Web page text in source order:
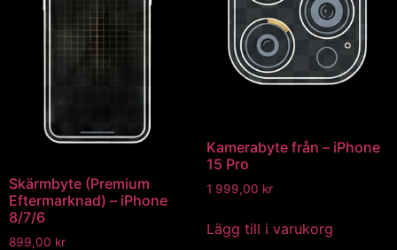
Skärmbyte (Premium
Eftermarknad) – iPhone
8/7/6
899,00 kr
Kamerabyte från – iPhone
15 Pro
1 999,00 kr
Lägg till i varukorg